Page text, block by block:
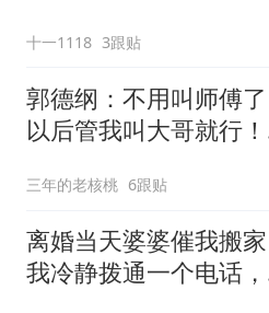
十一1118 3跟贴
郭德纲：不用叫师傅了
以后管我叫大哥就行！
三年的老核桃 6跟贴
离婚当天婆婆催我搬家
我冷静拨通一个电话，